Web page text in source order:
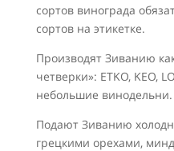
сортов винограда
сортов на этикетке.
Производят Зиванию
четверки»: ETKO, KEO,
небольшие винодельни.
Подают Зиванию
грецкими орехами,